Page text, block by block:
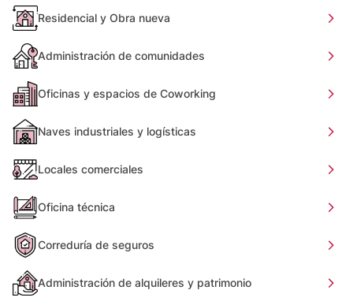
Residencial y Obra nueva
Administración de comunidades
Oficinas y espacios de Coworking
Naves industriales y logísticas
Locales comerciales
Oficina técnica
Correduría de seguros
Administración de alquileres y patrimonio